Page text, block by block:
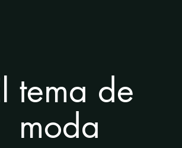
tema de
moda